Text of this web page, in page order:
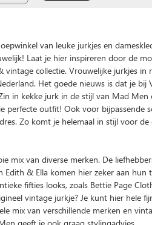
Do you own this
van leuke jurkjes en
Laat je hier inspireren door de
vintage collectie. Vrouwelijke jurkjes
Het goede nieuws is dat je
in kekke jurk in de stijl van Mad
perfecte outfit! Ook voor bijpassende
Zo komt je helemaal in stijl voor de
mix van diverse merken. De
Edith & Ella komen hier zeker aan
fifties looks, zoals Bettie Page
vintage jurkje? Je kunt hier hele
mix van verschillende merken en